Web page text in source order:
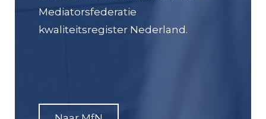
Mediatorsfederatie
kwaliteitsregister Nederland.